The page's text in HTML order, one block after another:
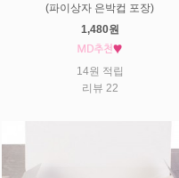
(파이상자 은박컵 포장)
1,480원
14원 적립
리뷰 22